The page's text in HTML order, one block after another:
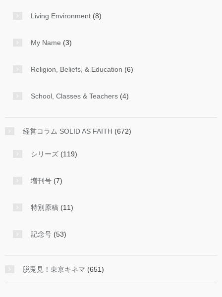
Living Environment (8)
My Name (3)
Religion, Beliefs, & Education (6)
School, Classes & Teachers (4)
経営コラム SOLID AS FAITH (672)
シリーズ (119)
増刊号 (7)
特別原稿 (11)
記念号 (53)
脱兎見！東京キネマ (651)